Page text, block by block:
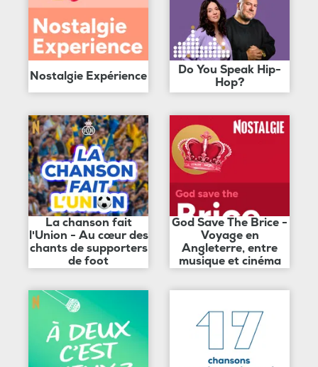
Nostalgie Expérience
Do You Speak Hip-
Hop?
La chanson fait
l'Union - Au cœur des
chants de supporters
de foot
God Save The Brice -
Voyage en
Angleterre, entre
musique et cinéma